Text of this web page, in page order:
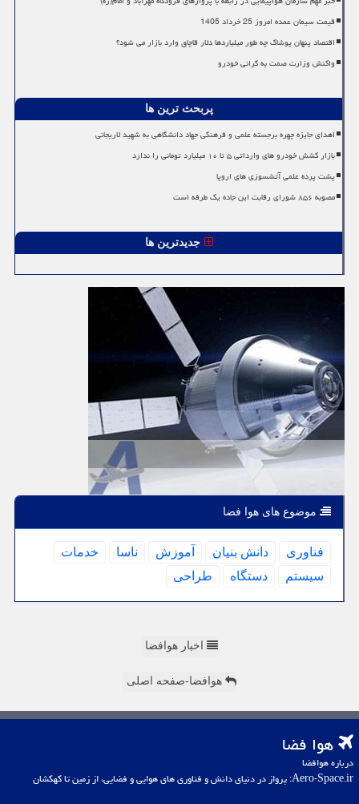
قیمت سیمان عمده امروز 25 خرداد 1405
اقتصاد پنهان پوشاک چه طور میلیاردها دلار قاچاق وارد بازار می شود؟
واکنش وزارت صمت به گرانی خودرو
پربحث ترین ها
اهدای جایزه چهره برجسته علمی و فرهنگی جهاد دانشگاهی به شهید لاریجانی
بازار کشش خودرو های وارداتی ۵ تا ۱۰ میلیارد تومانی را ندارد
پشت پرده علمی آتشسوزی های اروپا
مصوبه ۸۵۶ شورای رقابت این جاده یک طرفه است
جدیدترین ها
موضوع های هوا فضا
فناوری دانش بنیان آموزش ناسا
خدمات
سیستم
دستگاه طراحی
اخبار هوافضا
هوافضا-صفحه اصلی
هوا فضا
درباره هوافضا
Aero-Space.ir: پرواز در دنیای دانش و فناوری های هوایی و فضایی، از زمین تا کهکشان